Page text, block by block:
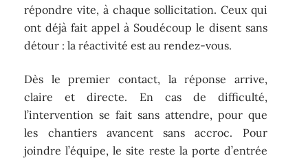
répondre vite, à chaque sollicitation. Ceux qui
ont déjà fait appel à Soudécoup le disent sans
détour : la réactivité est au rendez-vous.
Dès le premier contact, la réponse arrive,
claire et directe. En cas de difficulté,
l’intervention se fait sans attendre, pour que
les chantiers avancent sans accroc. Pour
joindre l’équipe, le site reste la porte d’entrée